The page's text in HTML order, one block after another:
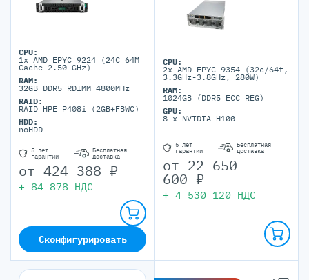
CPU:
1x AMD EPYC 9224 (24C 64M
Cache 2.50 GHz)
RAM:
32GB DDR5 RDIMM 4800MHz
RAID:
RAID HPE P408i (2GB+FBWC)
HDD:
noHDD
5 лет
гарантии
Бесплатная
доставка
от 424 388 ₽
+ 84 878 НДС
Сконфигурировать
CPU:
2x AMD EPYC 9354 (32c/64t,
3.3GHz-3.8GHz, 280W)
RAM:
1024GB (DDR5 ECC REG)
GPU:
8 x NVIDIA H100
5 лет
гарантии
Бесплатная
доставка
от 22 650
600 ₽
+ 4 530 120 НДС